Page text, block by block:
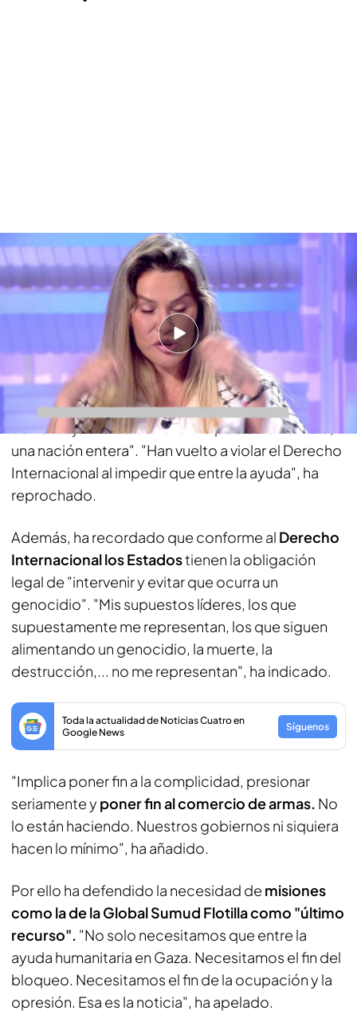
Hanan Alcalde: "Nos metieron en una jaula, 57 personas en diez metros
cuadrados con los ojos vendados y bridas"
Síguenos en nuestro canal de WhatsApp de
Noticias Cuatro
Únete
Thunberg ha acusado a Israel de
"seguir
empeorando y endureciendo su genocidioy la
destrucción en masa con intenciones genocidas
con el objetivo de borrar a una población entera,
una nación entera". "Han vuelto a violar el Derecho
Internacional al impedir que entre la ayuda", ha
reprochado.
Además, ha recordado que conforme al Derecho
Internacional los Estadostienen la obligación
legal de "intervenir y evitar que ocurra un
genocidio". "Mis supuestos líderes, los que
supuestamente me representan, los que siguen
alimentando un genocidio, la muerte, la
destrucción,... no me representan", ha indicado.
Toda la actualidad de Noticias Cuatro en
Google News
Síguenos
"Implica poner fin a la complicidad, presionar
seriamente y poner fin al comercio de armas. No
lo están haciendo. Nuestros gobiernos ni siquiera
hacen lo mínimo", ha añadido.
Por ello ha defendido la necesidad de misiones
como la de la Global Sumud Flotilla como "último
recurso". "No solo necesitamos que entre la
ayuda humanitaria en Gaza. Necesitamos el fin del
bloqueo. Necesitamos el fin de la ocupación y la
opresión. Esa es la noticia", ha apelado.